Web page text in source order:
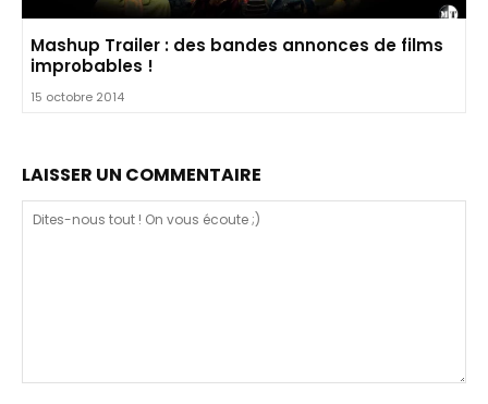
Mashup Trailer : des bandes annonces de films
improbables !
15 octobre 2014
LAISSER UN COMMENTAIRE